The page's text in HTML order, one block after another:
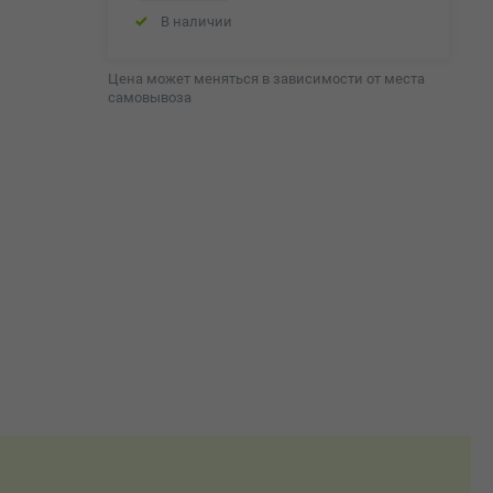
В наличии
Цена может меняться в зависимости от места
самовывоза